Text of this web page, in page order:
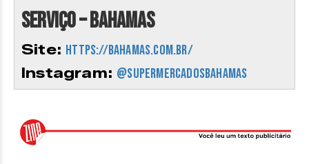
Serviço – Bahamas
Site: https://bahamas.com.br/
Instagram: @supermercadosbahamas